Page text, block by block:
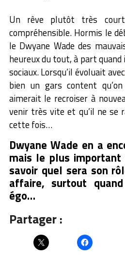
Un rêve plutôt très
compréhensible. Hormis le
le Dwyane Wade des
heureux du tout, à part
sociaux. Lorsqu’il évoluait avec
bien un gars content
aimerait le recroiser à
venir très vite et qu’il ne se
cette fois…
Dwyane Wade en a
mais le plus important
savoir quel sera son
affaire, surtout
égo…
Partager :